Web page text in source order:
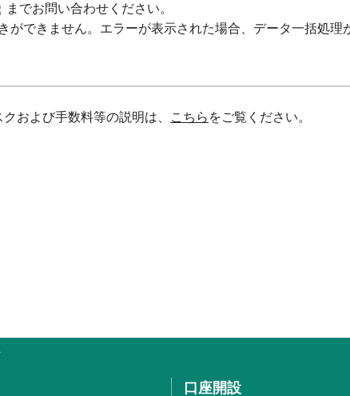
までお問い合わせください。
ができません。エラーが表示された場合、データ一括処理
および手数料等の説明は、 こちら をご覧ください。
口座開設